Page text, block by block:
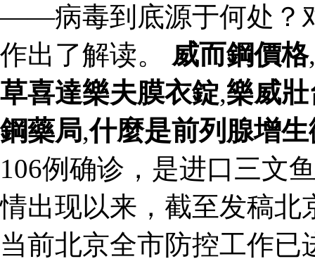
——病毒到底源于何处？
作出了解读。 威而鋼價格,
草喜達樂夫膜衣錠,樂威
鋼藥局,什麼是前列腺增
106例确诊，是进口三文
情出现以来，截至发稿北
当前北京全市防控工作